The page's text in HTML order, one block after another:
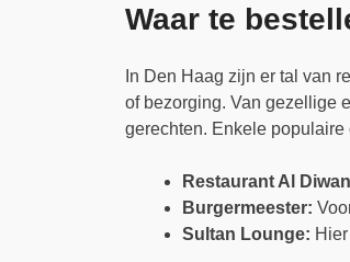
Waar te
In Den Haag zijn er tal van
of bezorging. Van gezellige
gerechten. Enkele populaire
Restaurant Al
Burgermeester:
Sultan Lounge: